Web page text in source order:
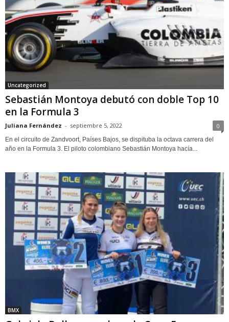
Uncategorized
Sebastián Montoya debutó con doble Top 10
en la Formula 3
Juliana Fernández - septiembre 5, 2022 0
En el circuito de Zandvoort, Países Bajos, se dispituba la octava carrera del
año en la Formula 3. El piloto colombiano Sebastián Montoya hacía...
BMX